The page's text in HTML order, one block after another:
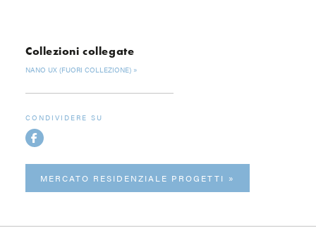
Collezioni collegate
NANO UX (FUORI COLLEZIONE)
CONDIVIDERE SU
MERCATO RESIDENZIALE PROGETTI